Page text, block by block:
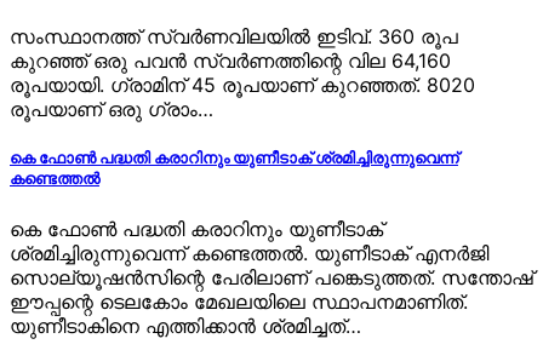
സംസ്ഥാനത്ത് സ്വര്‍ണവിലയില്‍ ഇടിവ്. 360 രൂപ
കുറഞ്ഞ് ഒരു പവന്‍ സ്വര്‍ണത്തിന്റെ വില 64,160
രൂപയായി. ഗ്രാമിന് 45 രൂപയാണ് കുറഞ്ഞത്. 8020
രൂപയാണ് ഒരു ഗ്രാം…
കെ ഫോൺ പദ്ധതി കരാറിനും യുണീടാക് ശ്രമിച്ചിരുന്നുവെന്ന്
കണ്ടെത്തൽ
കെ ഫോൺ പദ്ധതി കരാറിനും യുണീടാക്
ശ്രമിച്ചിരുന്നുവെന്ന് കണ്ടെത്തൽ. യുണീടാക് എനർജി
സൊല്യൂഷൻസിന്റെ പേരിലാണ് പങ്കെടുത്തത്. സന്തോഷ്
ഈപ്പന്റെ ടെലകോം മേഖലയിലെ സ്ഥാപനമാണിത്.
യുണീടാകിനെ എത്തിക്കാൻ ശ്രമിച്ചത്…